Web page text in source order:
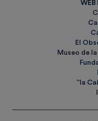
WEB
El
Museo de
”la